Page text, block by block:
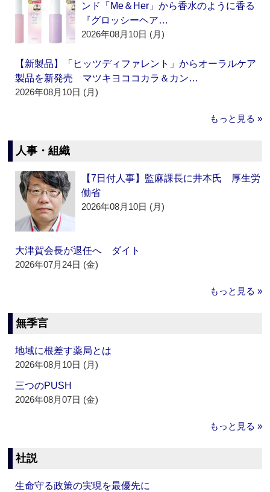
ンド「Me＆Her」から香水のように香る
『グロッシーヘア…
2026年08月10日 (月)
【新製品】「ヒッツディファレント」からオーラルケア
製品を新発売 マツキヨココカラ＆カン…
2026年08月10日 (月)
もっと見る »
人事・組織
【7日付人事】監麻課長に井本氏 厚生労
働省
2026年08月10日 (月)
大津賀会長が退任へ ダイト
2026年07月24日 (金)
もっと見る »
無季言
地域に根差す薬局とは
2026年08月10日 (月)
三つのPUSH
2026年08月07日 (金)
もっと見る »
社説
生命守る政策の実現を最優先に